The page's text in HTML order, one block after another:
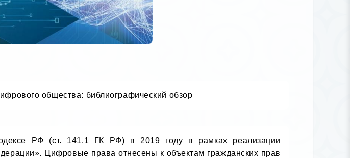
общества: библиографический обзор
РФ (ст. 141.1 ГК РФ) в 2019 году в рамках реализации
Цифровые права отнесены к объектам гражданских прав